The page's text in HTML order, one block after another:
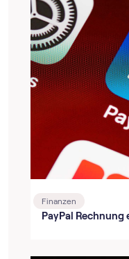
Finanzen
PayPal